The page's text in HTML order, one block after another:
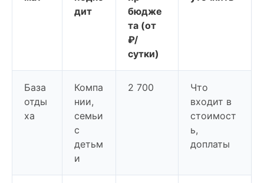
дит
бюдже
та (от
₽/
сутки)
База
отды
ха
Компа
нии,
семьи
с
детьм
и
2 700
Что
входит в
стоимост
ь,
доплаты